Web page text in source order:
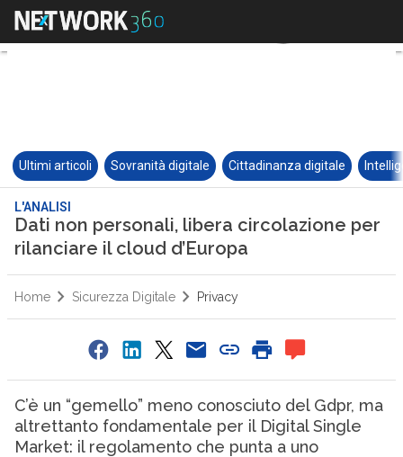
Ultimi articoli Sovranità digitale Cittadinanza digitale
L'ANALISI
Dati non personali, libera circolazione per
rilanciare il cloud d’Europa
Home Sicurezza Digitale Privacy
C’è un “gemello” meno conosciuto del Gdpr, ma
altrettanto fondamentale per il Digital Single
Market: il regolamento che punta a uno